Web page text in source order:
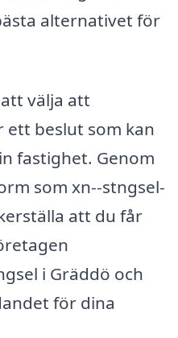
alternativet för
välja att
ett beslut som kan
fastighet. Genom
som xn--stngsel-
att du får
i Gräddö och
för dina